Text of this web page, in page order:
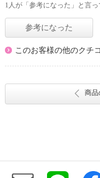
1人が「参考になった」と言
参考になった
このお客様の他のクチ
商品